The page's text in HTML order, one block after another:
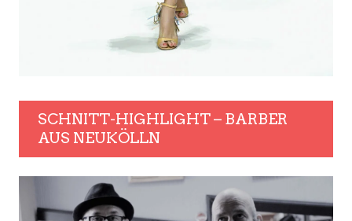
SCHNITT-HIGHLIGHT – BARBER
AUS NEUKÖLLN